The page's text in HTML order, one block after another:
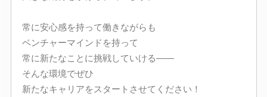
常に安心感を持って働きながらも
ベンチャーマインドを持って
常に新たなことに挑戦していける――
そんな環境でぜひ
新たなキャリアをスタートさせてください！